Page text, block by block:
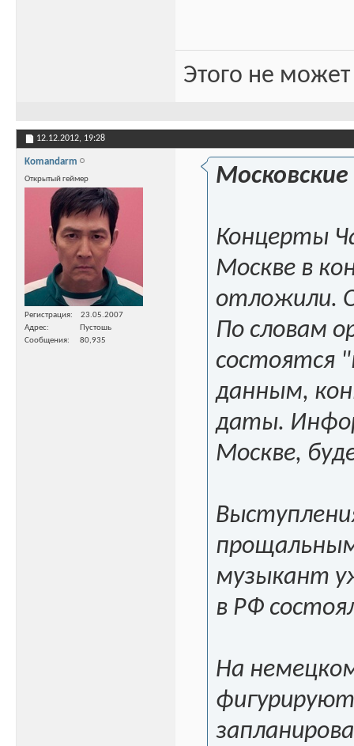
Этого не
12.12.2012, 19:28
Komandarm
Открытый геймер
Регистрация
23.05.2007
Адрес
Пустошь
Сообщения
80,935
Концерты
Москве в
отложили.
По словам
состоятся
данным,
даты.
Москве,
музыкант
в РФ
На